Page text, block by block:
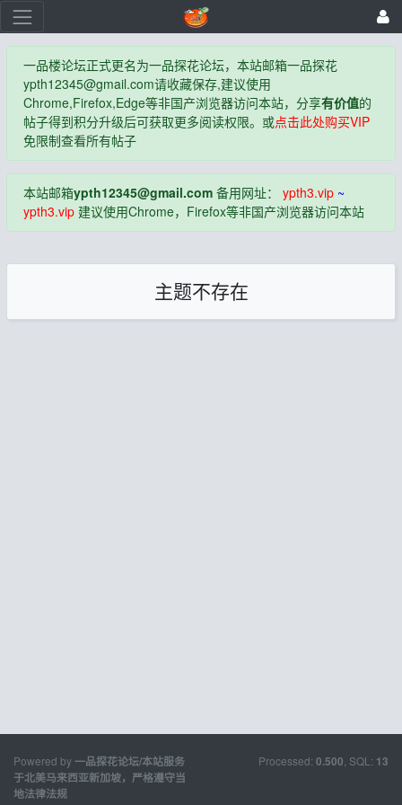
一品楼论坛正式更名为一品探花论坛，本站邮箱一品探花
ypth12345@gmail.com请收藏保存,建议使用
Chrome,Firefox,Edge等非国产浏览器访问本站，分享有价值的
帖子得到积分升级后可获取更多阅读权限。或点击此处购买VIP
免限制查看所有帖子
本站邮箱ypth12345@gmail.com备用网址： ypth3.vip~
ypth3.vip建议使用Chrome，Firefox等非国产浏览器访问本站
主题不存在
Powered by一品探花论坛/本站服务
于北美马来西亚新加坡，严格遵守当
地法律法规
Processed: 0.500 , SQL: 13